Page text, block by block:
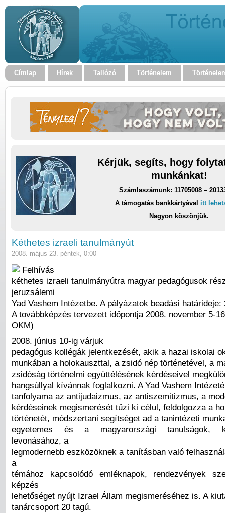
Címlap Hírek Tallózó Történelem
Kérjük, segíts, hogy
munkánkat!
Számlaszámunk: 11705008 –
A támogatás bankkártyával itt
Nagyon köszönjük.
Kéthetes izraeli tanulmányút
2008. május 23. péntek, 0:00
Felhívás
kéthetes izraeli tanulmányútra magyar pedagógusok
jeruzsálemi
Yad Vashem Intézetbe. A pályázatok beadási határideje:
A továbbképzés tervezett időpontja 2008. november 5-
OKM)
2008. június 10-ig várjuk
pedagógus kollégák jelentkezését, akik a hazai iskolai
munkában a holokauszttal, a zsidó nép történetével, a
zsidóság történelmi együttélésének kérdéseivel
hangsúllyal kívánnak foglalkozni. A Yad Vashem
tanfolyama az antijudaizmus, az antiszemitizmus, a
kérdéseinek megismerését tűzi ki célul, feldolgozza a
történetét, módszertani segítséget ad a tanintézeti
egyetemes és a magyarországi tanulságok,
levonásához, a
legmodernebb eszközöknek a tanításban való
a
témához kapcsolódó emléknapok, rendezvények
képzés
lehetőséget nyújt Izrael Állam megismeréséhez is. A
tanárcsoport 20 tagú.